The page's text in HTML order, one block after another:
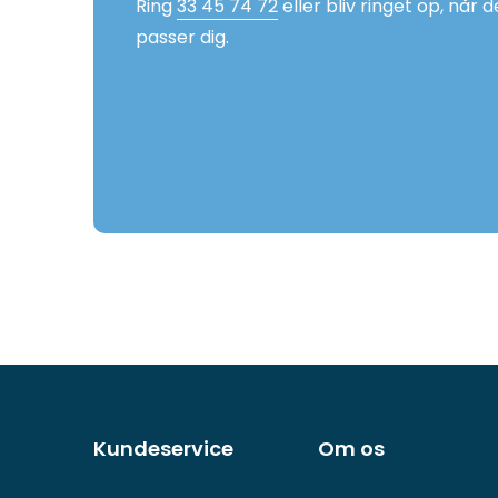
Ring 33 45 74 72eller bliv ringet op, når
passer dig.
sider
Kundeservice Om os